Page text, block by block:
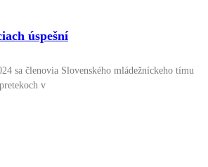
úspešní
sa členovia Slovenského mládežníckeho tímu
v